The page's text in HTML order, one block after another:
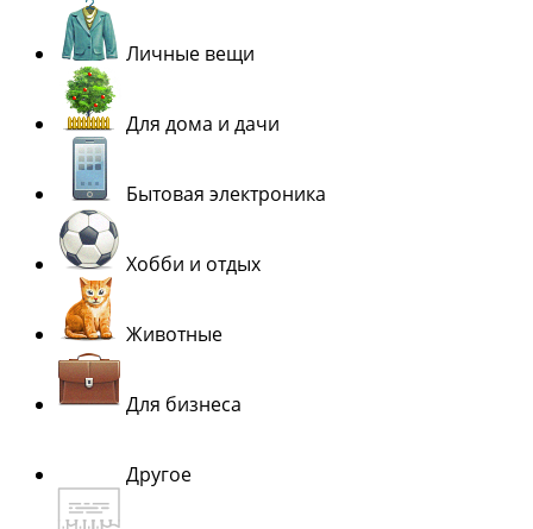
Личные вещи
Для дома и дачи
Бытовая электроника
Хобби и отдых
Животные
Для бизнеса
Другое